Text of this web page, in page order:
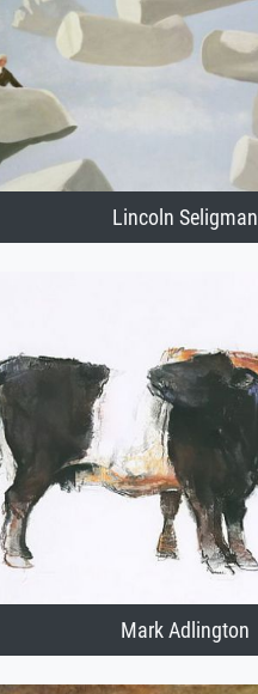
Lincoln Seligman
Mark Adlington